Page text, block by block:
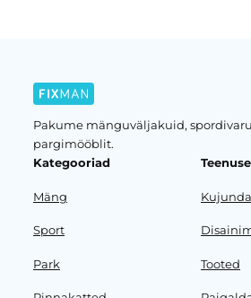
Pakume mänguväljakuid,
pargimööblit.
Kategooriad
Mäng
Sport
Park Tooted